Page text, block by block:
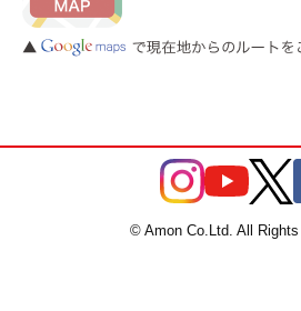
© Amon Co.Ltd. All Rights